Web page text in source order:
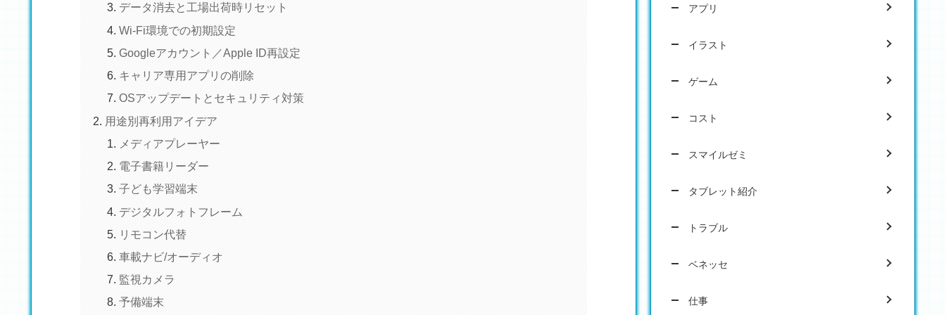
データ消去と工場出荷時リセット
Wi-Fi環境での初期設定
Googleアカウント／Apple ID再設定
キャリア専用アプリの削除
OSアップデートとセキュリティ対策
用途別再利用アイデア
メディアプレーヤー
電子書籍リーダー
子ども学習端末
デジタルフォトフレーム
リモコン代替
車載ナビ/オーディオ
監視カメラ
予備端末
アプリ
イラスト
ゲーム
コスト
スマイルゼミ
タブレット紹介
トラブル
ベネッセ
仕事